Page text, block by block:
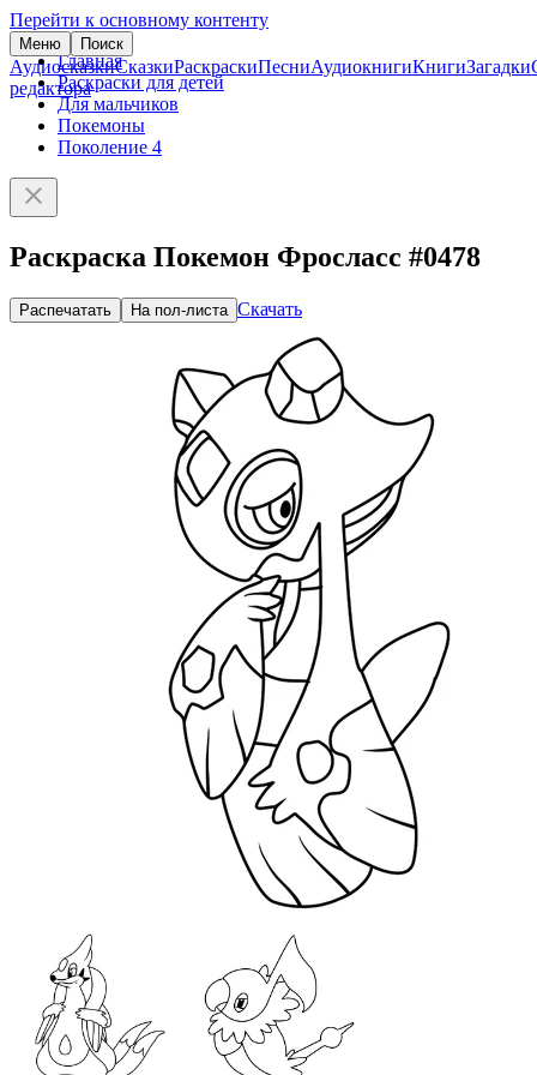
Перейти к основному контенту
Меню Поиск
АудиосказкиСказкиРаскраскиПесниАудиокнигиКнигиЗагадки
редактора
Главная
Раскраски для детей
Для мальчиков
Покемоны
Поколение 4
Раскраска Покемон Фросласс #0478
Распечатать На пол-листа Скачать